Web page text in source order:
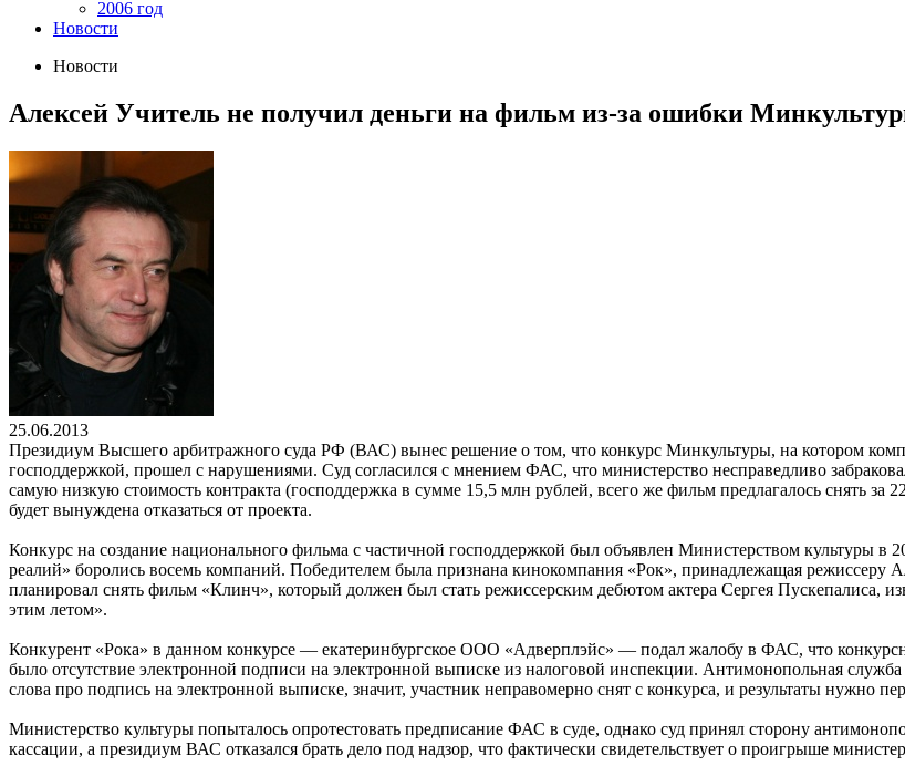
2006 год
Новости
Новости
Алексей Учитель не получил деньги на фильм из-за ошибки
25.06.2013
Президиум Высшего арбитражного суда РФ (ВАС) вынес решение о том, что конкурс Минкультуры, на котором
господдержкой, прошел с нарушениями. Суд согласился с мнением ФАС, что министерство несправедливо
самую низкую стоимость контракта (господдержка в сумме 15,5 млн рублей, всего же фильм предлагалось снять за
будет вынуждена отказаться от проекта.
Конкурс на создание национального фильма с частичной господдержкой был объявлен Министерством культуры
реалий» боролись восемь компаний. Победителем была признана кинокомпания «Рок», принадлежащая
планировал снять фильм «Клинч», который должен был стать режиссерским дебютом актера Сергея Пускепалиса,
этим летом».
Конкурент «Рока» в данном конкурсе — екатеринбургское ООО «Адверплэйс» — подал жалобу в ФАС, что
было отсутствие электронной подписи на электронной выписке из налоговой инспекции. Антимонопольная
слова про подпись на электронной выписке, значит, участник неправомерно снят с конкурса, и результаты нужно
Министерство культуры попыталось опротестовать предписание ФАС в суде, однако суд принял сторону
кассации, а президиум ВАС отказался брать дело под надзор, что фактически свидетельствует о проигрыше